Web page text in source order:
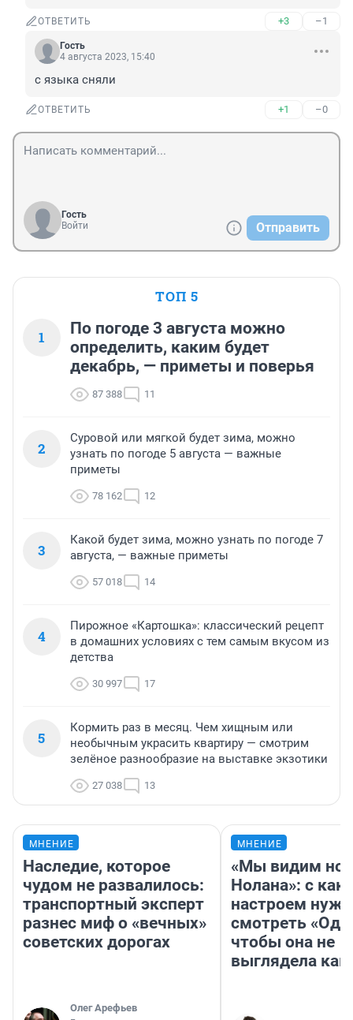
ОТВЕТИТЬ +3 –1
Гость
4 августа 2023, 15:40
с языка сняли
ОТВЕТИТЬ +1 –0
Гость
Войти
Отправить
ТОП 5
1
По погоде 3 августа можно
определить, каким будет
декабрь, — приметы и поверья
87 388 11
2
Суровой или мягкой будет зима, можно
узнать по погоде 5 августа — важные
приметы
78 162 12
3
Какой будет зима, можно узнать по погоде 7
августа, — важные приметы
57 018 14
4
Пирожное «Картошка»: классический рецепт
в домашних условиях с тем самым вкусом из
детства
30 997 17
5
Кормить раз в месяц. Чем хищным или
необычным украсить квартиру — смотрим
зелёное разнообразие на выставке экзотики
27 038 13
МНЕНИЕ
Наследие, которое
чудом не развалилось:
транспортный эксперт
разнес миф о «вечных»
советских дорогах
Олег Арефьев
МНЕНИЕ
«Мы видим
Нолана»: с
настроем
смотреть
чтобы она не
выглядела как